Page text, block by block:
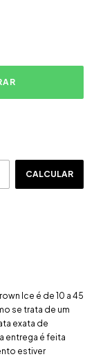
CALCULAR
Ice é de 10 a 45
se trata de um
exata de
entrega é feita
estiver